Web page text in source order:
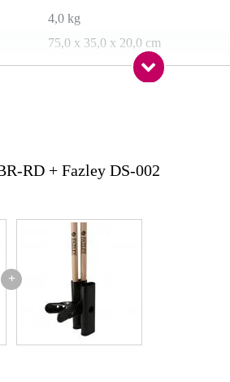
4,0 kg
75,0 x 35,0 x 20,0 cm
RD + Fazley DS-002
+